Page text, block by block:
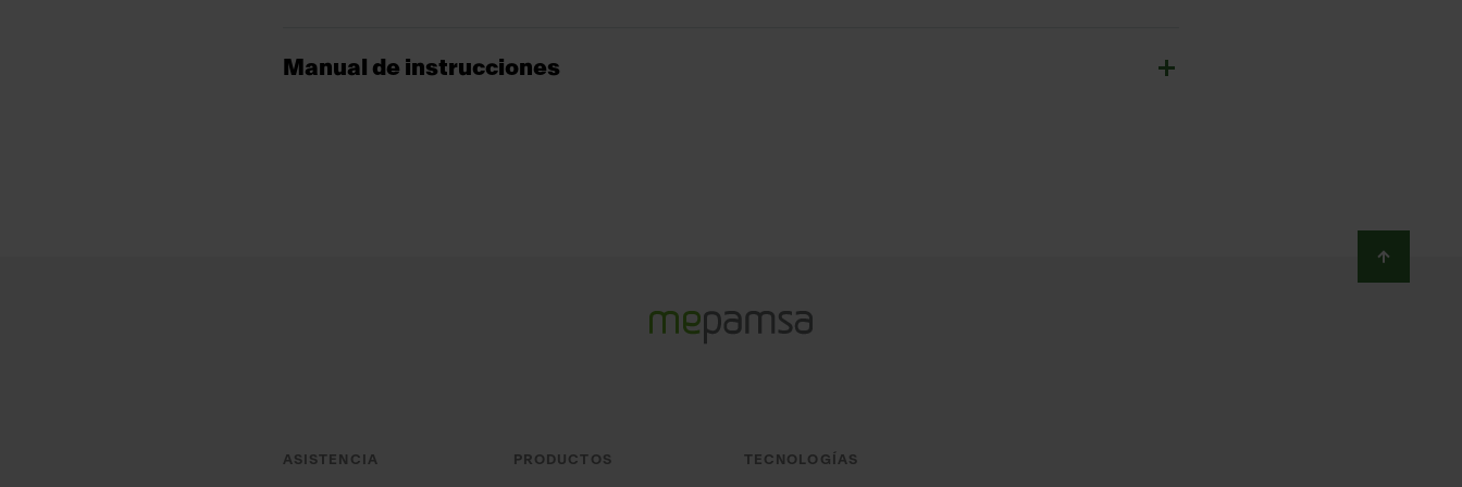
Manual de instrucciones
ASISTENCIA PRODUCTOS TECNOLOGÍAS